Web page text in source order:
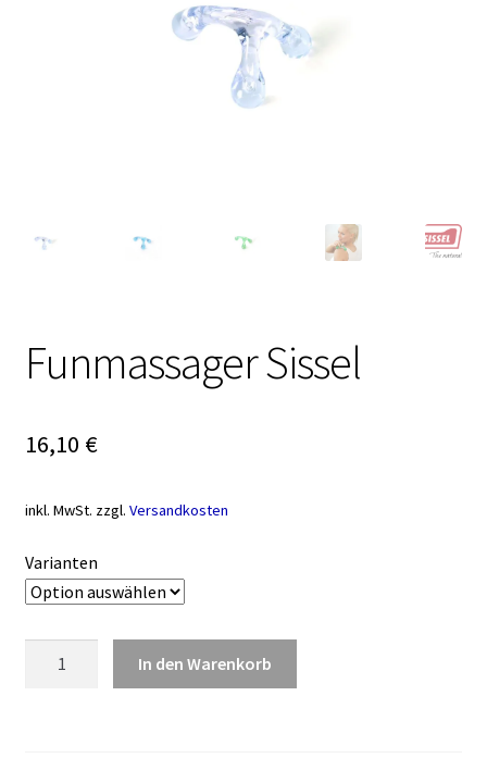
Funmassager Sissel
16,10 €
inkl. MwSt. zzgl. Versandkosten
Varianten
In den Warenkorb